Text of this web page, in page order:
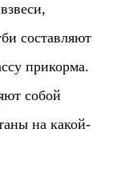
составляют
прикорма.
собой
на какой-